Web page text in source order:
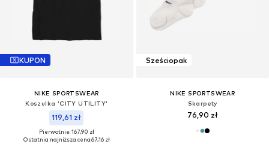
KUPON
NIKE SPORTSWEAR
Koszulka 'CITY UTILITY'
119,61 zł
Pierwotnie: 167,90 zł
Ostatnia najniższa cena:67,16 zł
Sześciopak
NIKE SPORTSWEAR
Skarpety
76,90 zł